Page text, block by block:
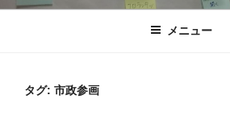
メニュー
タグ: 市政参画